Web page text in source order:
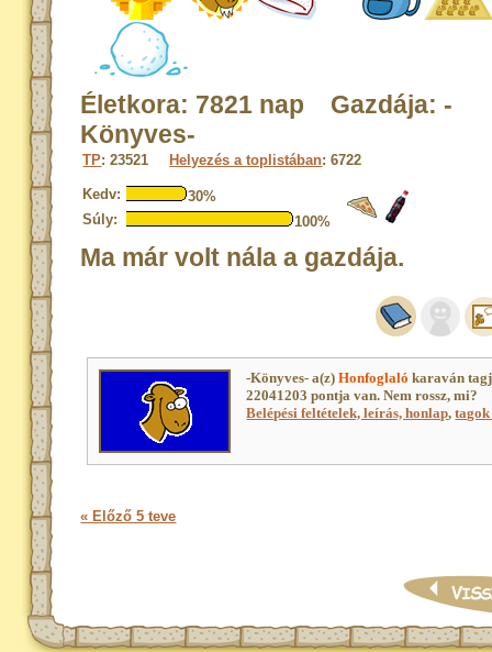
Életkora: 7821 nap Gazdája: -
Könyves-
TP: 23521 Helyezés a toplistában: 6722
Kedv:
30%
Súly:
100%
Ma már volt nála a gazdája.
-Könyves- a(z)Honfoglaló karaván
22041203 pontja van. Nem rossz, mi?
Belépési feltételek, leírás, honlap,
« Előző 5 teve